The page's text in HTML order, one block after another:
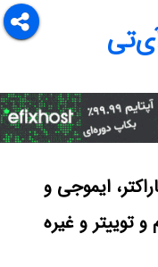
ایموجی و
توییتر و غیره